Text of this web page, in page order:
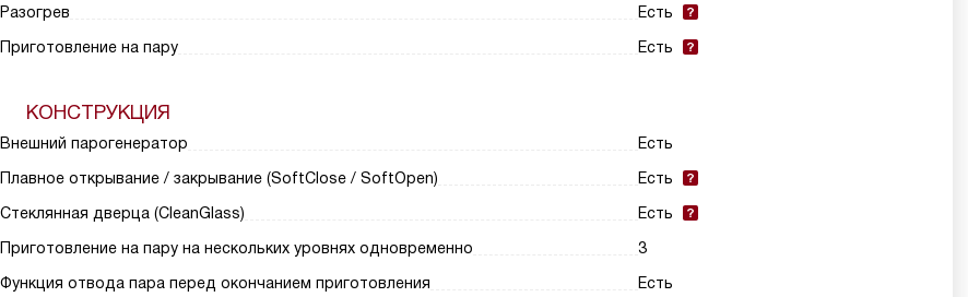
Разогрев
Есть
Приготовление на пару
Есть
КОНСТРУКЦИЯ
Внешний парогенератор
Есть
Плавное открывание / закрывание (SoftClose / SoftOpen)
Есть
Стеклянная дверца (CleanGlass)
Есть
Приготовление на пару на нескольких уровнях одновременно
3
Функция отвода пара перед окончанием приготовления
Есть